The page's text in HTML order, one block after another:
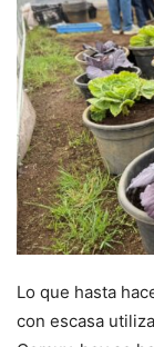
Lo que hasta
con escasa